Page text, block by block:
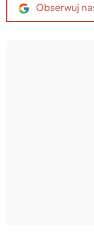
Obserwuj